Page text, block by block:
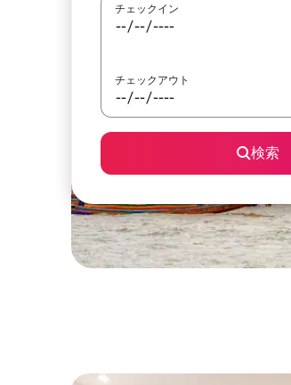
チェックイン
チェックアウト
検索